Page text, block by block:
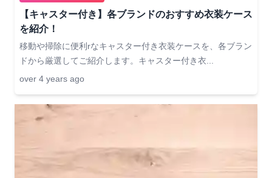
【キャスター付き】各ブランドのおすすめ衣装ケース
を紹介！
移動や掃除に便利rなキャスター付き衣装ケースを、各ブラン
ドから厳選してご紹介します。キャスター付き衣...
over 4 years ago